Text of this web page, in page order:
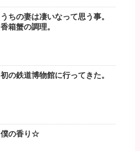
うちの妻は凄いなって思う事。
香箱蟹の調理。
初の鉄道博物館に行ってきた。
僕の香り☆